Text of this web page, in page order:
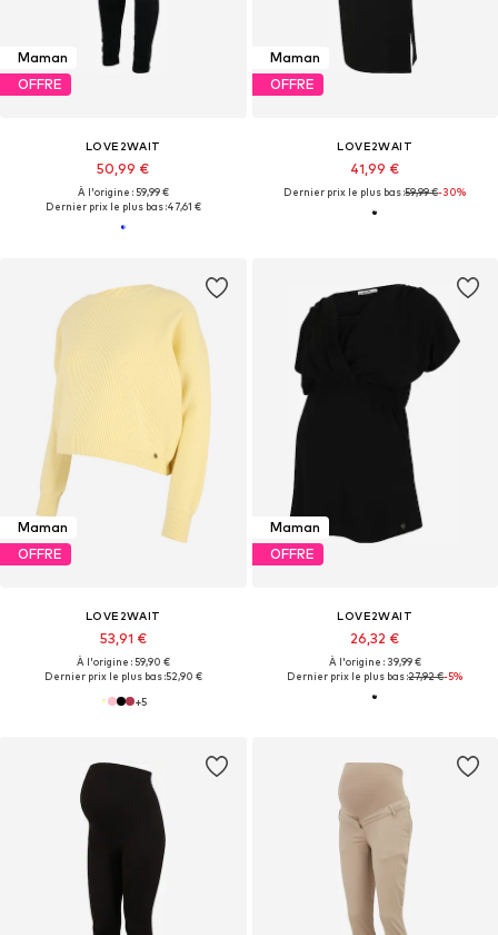
Maman
OFFRE
LOVE2WAIT
50,99 €
À l'origine : 59,99 €
Dernier prix le plus bas :47,61 €
Maman
OFFRE
LOVE2WAIT
41,99 €
Dernier prix le plus bas :59,99 €-30%
Maman
OFFRE
LOVE2WAIT
53,91 €
À l'origine : 59,90 €
Dernier prix le plus bas :52,90 €
+5
Maman
OFFRE
LOVE2WAIT
26,32 €
À l'origine : 39,99 €
Dernier prix le plus bas :27,92 €-5%